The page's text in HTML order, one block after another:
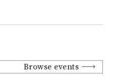
Browse events